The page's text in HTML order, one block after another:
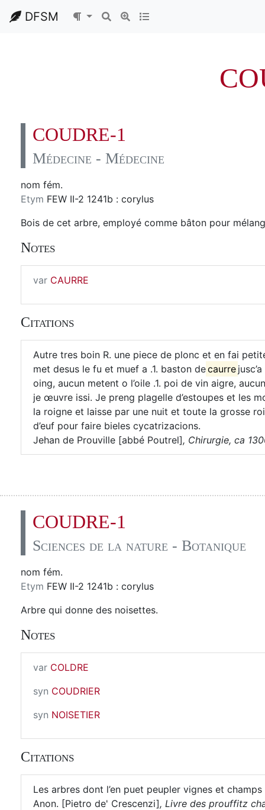
DFSM
COUDRE-1
Médecine - Médecine
nom fém.
Etym FEW II-2 1241b : corylus
Bois de cet arbre, employé comme bâton pour
Notes
var CAURRE
Citations
Autre tres boin R. une piece de plonc et en fai
met desus le fu et muef a .1. baston decaurre
oing, aucun metent o l’oile .1. poi de vin aigre,
je œuvre issi. Je preng plagelle d’estoupes et les
la roigne et laisse par une nuit et toute la grosse
d’euf pour faire bieles cycatrizacions.
Jehan de Prouville [abbé Poutrel], Chirurgie, ca
COUDRE-1
Sciences de la nature - Botanique
nom fém.
Etym FEW II-2 1241b : corylus
Arbre qui donne des noisettes.
Notes
var COLDRE
syn COUDRIER
syn NOISETIER
Citations
Les arbres dont l’en puet peupler vignes et
Anon. [Pietro de' Crescenzi], Livre des prouffitz